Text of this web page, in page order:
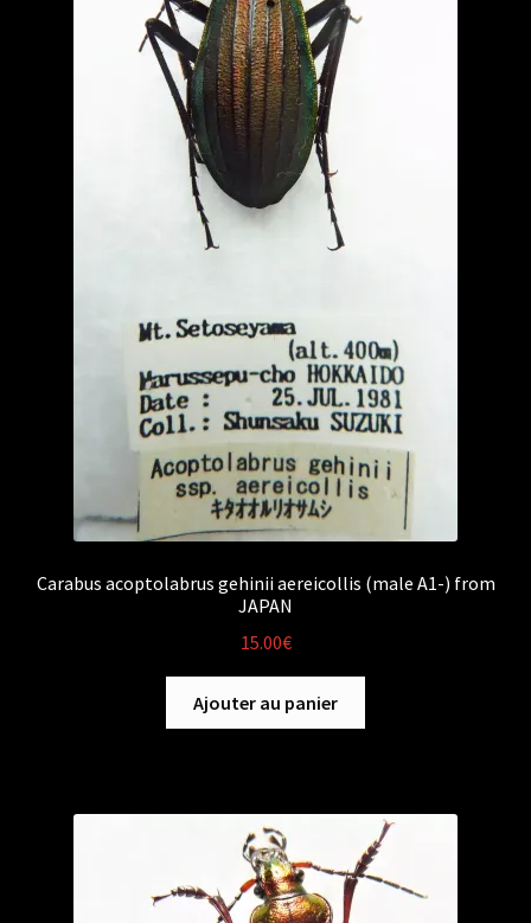
Carabus acoptolabrus gehinii aereicollis (male A1-) from
JAPAN
15.00€
Ajouter au panier